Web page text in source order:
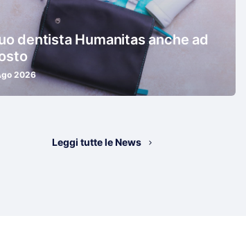
dentista Humanitas anche ad
2026
Leggi tutte le News